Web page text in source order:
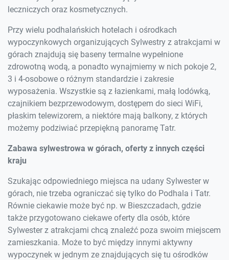
leczniczych oraz kosmetycznych.
Przy wielu podhalańskich hotelach i ośrodkach
wypoczynkowych organizujących Sylwestry z atrakcjami w
górach znajdują się baseny termalne wypełnione
zdrowotną wodą, a ponadto wynajmiemy w nich pokoje 2,
3 i 4-osobowe o różnym standardzie i zakresie
wyposażenia. Wszystkie są z łazienkami, małą lodówką,
czajnikiem bezprzewodowym, dostępem do sieci WiFi,
płaskim telewizorem, a niektóre mają balkony, z których
możemy podziwiać przepiękną panoramę Tatr.
Zabawa sylwestrowa w górach, oferty z innych części
kraju
Szukając odpowiedniego miejsca na udany Sylwester w
górach, nie trzeba ograniczać się tylko do Podhala i Tatr.
Równie ciekawie może być np. w Bieszczadach, gdzie
także przygotowano ciekawe oferty dla osób, które
Sylwester z atrakcjami chcą znaleźć poza swoim miejscem
zamieszkania. Może to być między innymi aktywny
wypoczynek w jednym ze znajdujących się tu ośrodków